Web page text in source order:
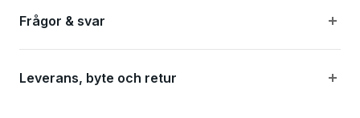
Pumphuvud som passar prestaventil
Frågor & svar
Leverans, byte och retur